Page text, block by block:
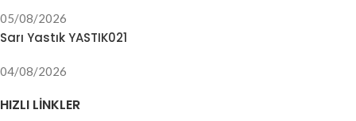
05/08/2026
Sarı Yastık YASTIK021
04/08/2026
HIZLI LINKLER